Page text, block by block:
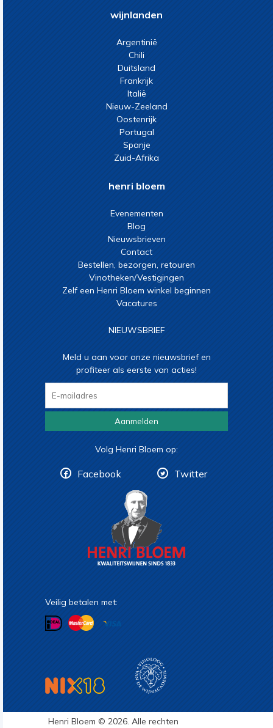
wijnlanden
Argentinië
Chili
Duitsland
Frankrijk
Italië
Nieuw-Zeeland
Oostenrijk
Portugal
Spanje
Zuid-Afrika
henri bloem
Evenementen
Blog
Nieuwsbrieven
Contact
Bestellen, bezorgen, retouren
Vinotheken/Vestigingen
Zelf een Henri Bloem winkel beginnen
Vacatures
NIEUWSBRIEF
Meld u aan voor onze nieuwsbrief en
profiteer als eerste van acties!
Aanmelden
Volg Henri Bloem op:
Facebook Twitter
Veilig betalen met:
Henri Bloem © 2026. Alle rechten